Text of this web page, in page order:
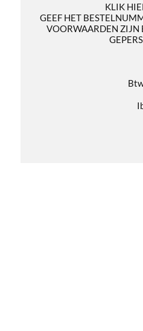
KLIK
GEEF HET
VOORWAARDEN ZIJN